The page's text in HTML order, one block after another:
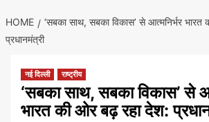
HOME
‘सबका साथ, सबका विकास’ से आत्मनिर्भर
प्रधानमंत्री
नई दिल्ली राष्ट्रीय
‘सबका साथ, सबका विकास’ से
भारत की ओर बढ़ रहा देश: